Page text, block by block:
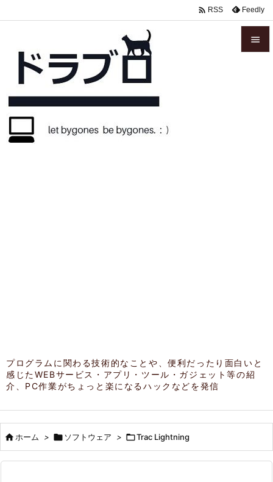
プログラムに関わる技術的なことや、便利だったり面白いと
感じたWEBサービス・アプリ・ツール・ガジェット等の紹
介、PC作業がちょっと楽になるハックなどを発信

 RSS Feedly
ホーム >  ソフトウェア > Trac Lightning